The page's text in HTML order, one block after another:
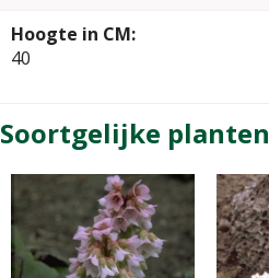
Hoogte in CM:
40
Soortgelijke planten